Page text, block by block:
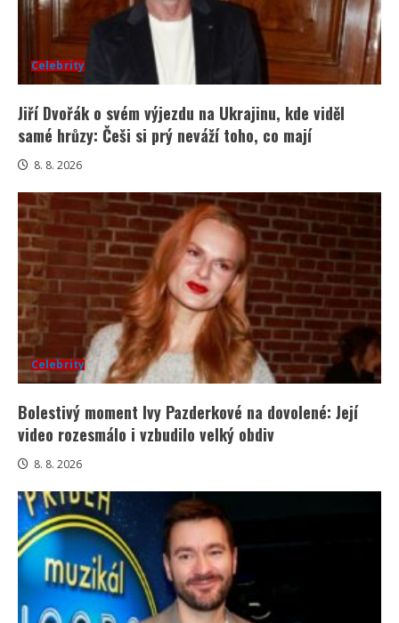
Celebrity
Jiří Dvořák o svém výjezdu na Ukrajinu, kde viděl
samé hrůzy: Češi si prý neváží toho, co mají
8. 8. 2026
Celebrity
Bolestivý moment Ivy Pazderkové na dovolené: Její
video rozesmálo i vzbudilo velký obdiv
8. 8. 2026